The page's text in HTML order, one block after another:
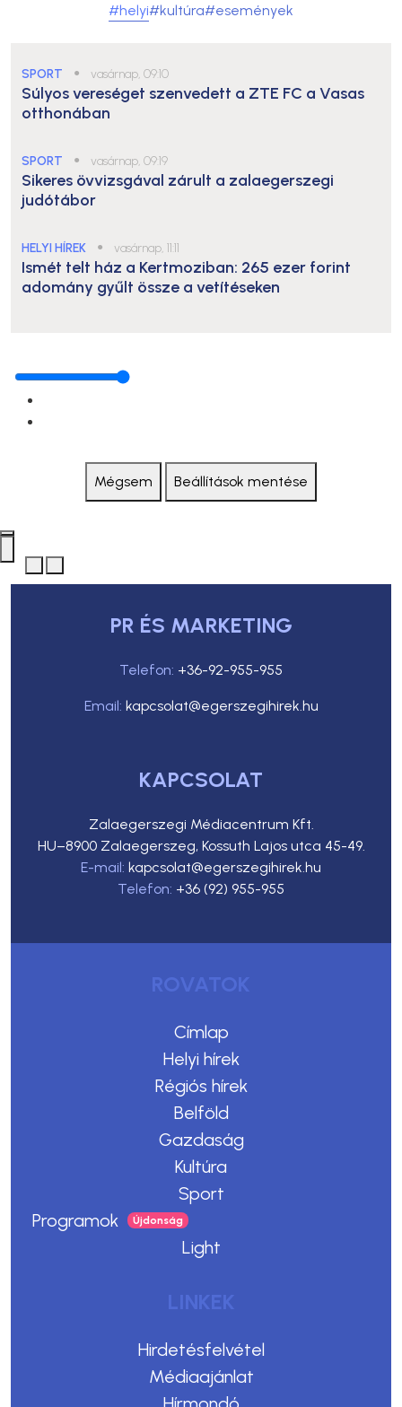
#helyi#kultúra#események
SPORT ● vasárnap, 09:10
Súlyos vereséget szenvedett a ZTE FC a Vasas
otthonában
SPORT ● vasárnap, 09:19
Sikeres övvizsgával zárult a zalaegerszegi
judótábor
HELYI HÍREK ● vasárnap, 11:11
Ismét telt ház a Kertmoziban: 265 ezer forint
adomány gyűlt össze a vetítéseken
Mégsem Beállítások mentése
PR ÉS MARKETING
Telefon: +36-92-955-955
Email: kapcsolat@egerszegihirek.hu
KAPCSOLAT
Zalaegerszegi Médiacentrum Kft.
HU–8900 Zalaegerszeg, Kossuth Lajos utca 45-49.
E-mail: kapcsolat@egerszegihirek.hu
Telefon: +36 (92) 955-955
ROVATOK
Címlap
Helyi hírek
Régiós hírek
Belföld
Gazdaság
Kultúra
Sport
Programok
Light
LINKEK
Hirdetésfelvétel
Médiaajánlat